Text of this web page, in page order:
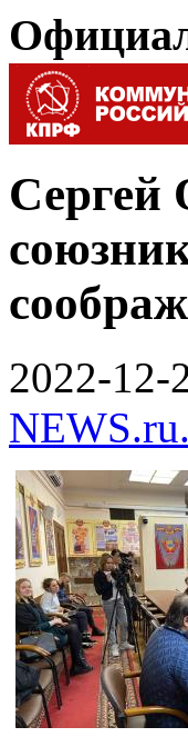
Сергей
2022-12-
NEWS.ru.